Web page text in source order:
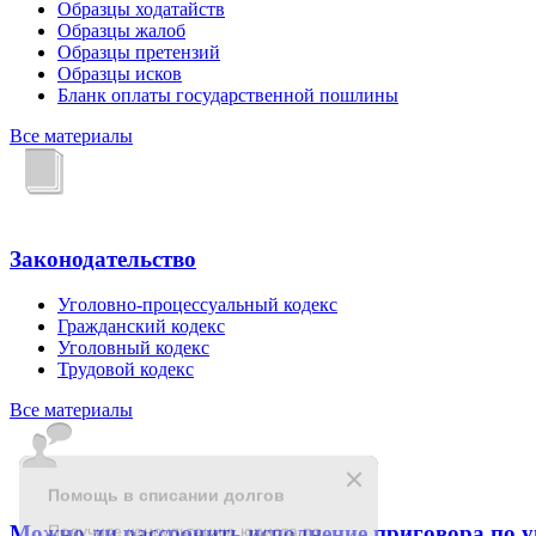
Образцы ходатайств
Образцы жалоб
Образцы претензий
Образцы исков
Бланк оплаты государственной пошлины
Все материалы
Законодательство
Уголовно-процессуальный кодекс
Гражданский кодекс
Уголовный кодекс
Трудовой кодекс
Все материалы